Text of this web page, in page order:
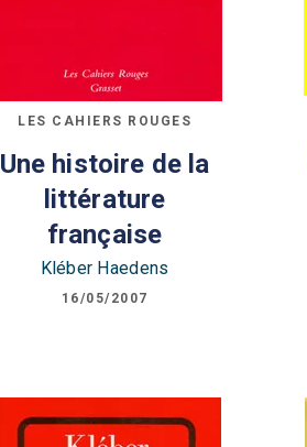
LES CAHIERS ROUGES
Une histoire de la
littérature
française
Kléber Haedens
16/05/2007